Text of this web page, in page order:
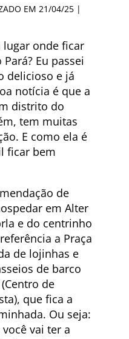
EM 21/04/25 |
onde ficar
Eu passei
delicioso e já
notícia é que a
distrito do
tem muitas
E como ela é
ficar bem
de
em Alter
e do centrinho
a Praça
de lojinhas e
de barco
de
que fica a
Ou seja:
vai ter a